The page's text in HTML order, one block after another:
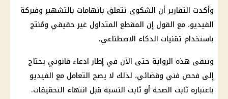
وأكدت التقارير أن الشكوى تتعلق باتهامات بالتشهير وفبركة
الفيديو، مع القول إن المقطع المتداول غير حقيقي ومُنتج
باستخدام تقنيات الذكاء الاصطناعي.
وتبقى هذه الرواية حتى الآن في إطار ادعاء قانوني يحتاج
إلى فحص فني وقضائي، لذلك لا يصح التعامل مع الفيديو
باعتباره ثابت الصحة أو ثابت النسبة قبل انتهاء التحقيقات.